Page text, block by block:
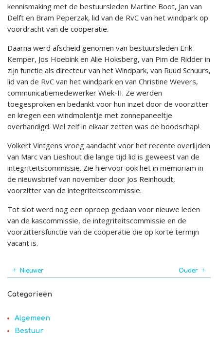
kennismaking met de bestuursleden Martine Boot, Jan van
Delft en Bram Peperzak, lid van de RvC van het windpark op
voordracht van de coöperatie.
Daarna werd afscheid genomen van bestuursleden Erik
Kemper, Jos Hoebink en Alie Hoksberg, van Pim de Ridder in
zijn functie als directeur van het Windpark, van Ruud Schuurs,
lid van de RvC van het windpark en van Christine Wevers,
communicatiemedewerker Wiek-II. Ze werden
toegesproken en bedankt voor hun inzet door de voorzitter
en kregen een windmolentje met zonnepaneeltje
overhandigd. Wel zelf in elkaar zetten was de boodschap!
Volkert Vintgens vroeg aandacht voor het recente overlijden
van Marc van Lieshout die lange tijd lid is geweest van de
integriteitscommissie. Zie hiervoor ook het in memoriam in
de nieuwsbrief van november door Jos Reinhoudt,
voorzitter van de integriteitscommissie.
Tot slot werd nog een oproep gedaan voor nieuwe leden
van de kascommissie, de integriteitscommissie en de
voorzittersfunctie van de coöperatie die op korte termijn
vacant is.
Nieuwer Ouder
Categorieën
Algemeen
Bestuur